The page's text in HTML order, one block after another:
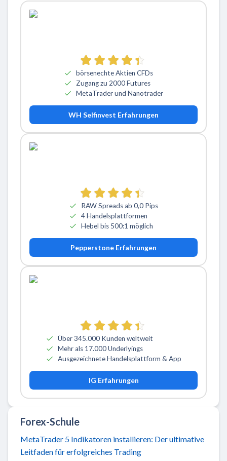
börsenechte Aktien CFDs
Zugang zu 2000 Futures
MetaTrader und Nanotrader
WH Selfinvest Erfahrungen
RAW Spreads ab 0,0 Pips
4 Handelsplattformen
Hebel bis 500:1 möglich
Pepperstone Erfahrungen
Über 345.000 Kunden weltweit
Mehr als 17.000 Underlyings
Ausgezeichnete Handelsplattform & App
IG Erfahrungen
Forex-Schule
MetaTrader 5 Indikatoren installieren: Der ultimative
Leitfaden für erfolgreiches Trading